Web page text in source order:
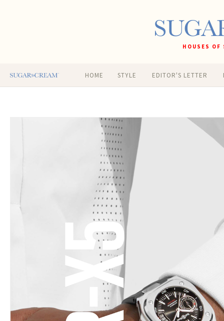
HOUSES
HOME STYLE EDITOR'S LETTER